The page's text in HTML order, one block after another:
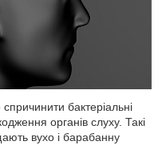
бактеріальні
органів слуху. Такі
вухо і барабанну